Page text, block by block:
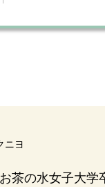
ニヨ
茶の水女子大